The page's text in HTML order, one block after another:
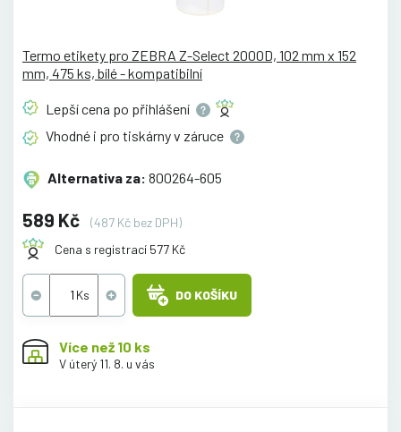
Termo etikety pro ZEBRA Z-Select 2000D, 102 mm x 152
mm, 475 ks, bílé - kompatibilní
Lepší cena po přihlášení
Vhodné i pro tiskárny v záruce
Alternativa za: 800264-605
589 Kč
(487 Kč bez DPH)
Cena s registrací 577 Kč
DO KOŠÍKU
Více než 10 ks
V úterý 11. 8. u vás